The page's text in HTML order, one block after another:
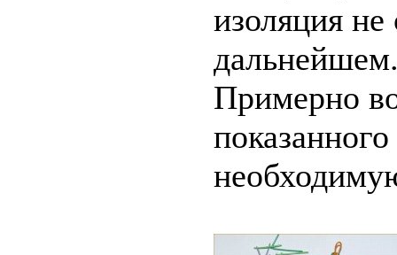
изоляция не
Примерно